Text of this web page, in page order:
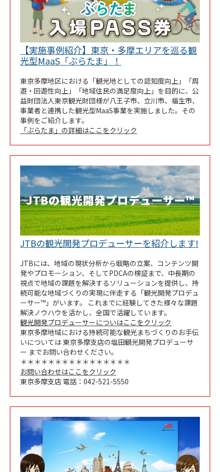
【実施事例紹介】東京・多摩エリアを巡る観
光型MaaS「ぶらたま」！
東京多摩地区における「観光地としての認知度向上」「周
遊・回遊性向上」「地域住民の満足度向上」を目的に、公
益財団法人東京観光財団様が八王子市、立川市、福生市、
事業者と連携した観光型MaaS事業を実施しました。その
事例をご紹介します。
「ぶらたま」の詳細はここをクリック
JTBの観光開発プロデューサーを紹介します!
JTBには、地域の現状分析から戦略の立案、コンテンツ開
発やプロモーション、そしてPDCAの検証まで、中長期の
視点で地域の課題を解決するソリューションを提供し、持
続可能な地域づくりの実現に伴走する「観光開発プロデュ
ーサー™」がいます。 これまでに経験してきた様々な課題
解決ノウハウを活かし、全国で活躍しています。
観光開発プロデューサーについはここをクリック
東京多摩地域における持続可能な観光まちづくりのお手伝
いについては 東京多摩支店の塩田観光開発プロデューサ
ー までお問い合わせください。
＊＊＊＊＊＊＊＊＊＊＊＊＊＊＊＊
お問い合わせはここをクリック
東京多摩支店 電話：042-521-5550